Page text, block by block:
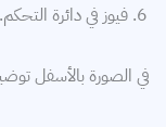
فيوز في دائرة التحكم.
في الصورة بالأسفل